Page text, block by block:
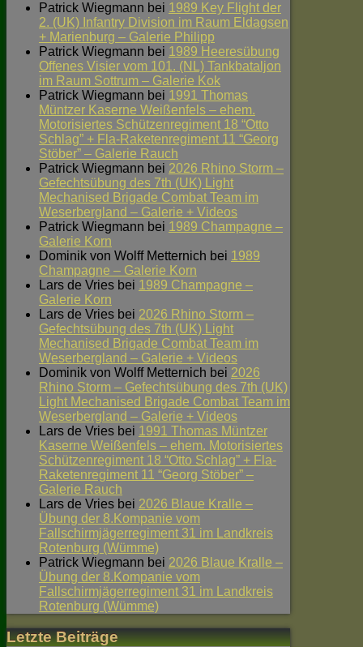
Patrick Wiegmann bei 1989 Key Flight der
2. (UK) Infantry Division im Raum Eldagsen
+ Marienburg – Galerie Philipp
Patrick Wiegmann bei 1989 Heeresübung
Offenes Visier vom 101. (NL) Tankbataljon
im Raum Sottrum – Galerie Kok
Patrick Wiegmann bei 1991 Thomas
Müntzer Kaserne Weißenfels – ehem.
Motorisiertes Schützenregiment 18 “Otto
Schlag” + Fla-Raketenregiment 11 “Georg
Stöber” – Galerie Rauch
Patrick Wiegmann bei 2026 Rhino Storm –
Gefechtsübung des 7th (UK) Light
Mechanised Brigade Combat Team im
Weserbergland – Galerie + Videos
Patrick Wiegmann bei 1989 Champagne –
Galerie Korn
Dominik von Wolff Metternich bei 1989
Champagne – Galerie Korn
Lars de Vries bei 1989 Champagne –
Galerie Korn
Lars de Vries bei 2026 Rhino Storm –
Gefechtsübung des 7th (UK) Light
Mechanised Brigade Combat Team im
Weserbergland – Galerie + Videos
Dominik von Wolff Metternich bei 2026
Rhino Storm – Gefechtsübung des 7th (UK)
Light Mechanised Brigade Combat Team im
Weserbergland – Galerie + Videos
Lars de Vries bei 1991 Thomas Müntzer
Kaserne Weißenfels – ehem. Motorisiertes
Schützenregiment 18 “Otto Schlag” + Fla-
Raketenregiment 11 “Georg Stöber” –
Galerie Rauch
Lars de Vries bei 2026 Blaue Kralle –
Übung der 8.Kompanie vom
Fallschirmjägerregiment 31 im Landkreis
Rotenburg (Wümme)
Patrick Wiegmann bei 2026 Blaue Kralle –
Übung der 8.Kompanie vom
Fallschirmjägerregiment 31 im Landkreis
Rotenburg (Wümme)
Letzte Beiträge